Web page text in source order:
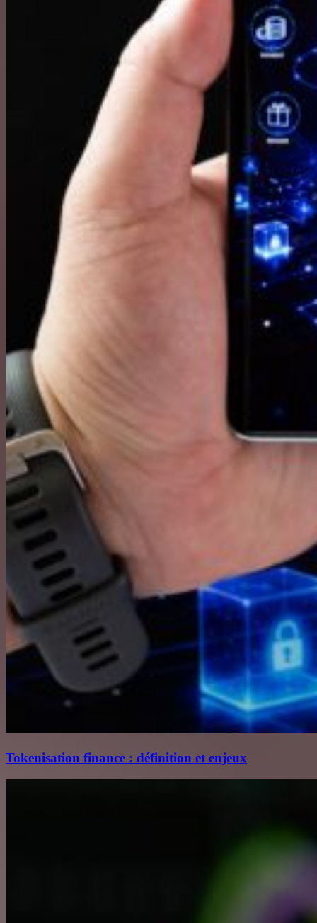
Tokenisation finance : définition et enjeux